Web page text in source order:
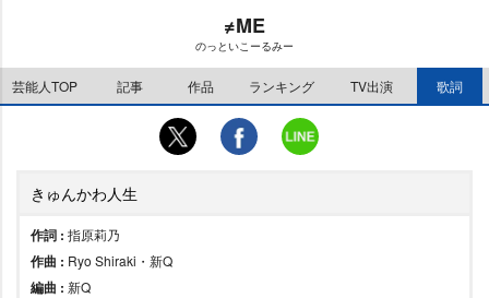
≠ME
のっといこーるみー
芸能人TOP 記事 作品 ランキング TV出演 歌詞
きゅんかわ人生
作詞 : 指原莉乃
作曲 : Ryo Shiraki・新Q
編曲 : 新Q